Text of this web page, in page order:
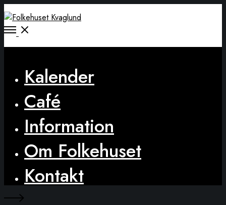
Open
Kalender
Café
Information
Om Folkehuset
Kontakt